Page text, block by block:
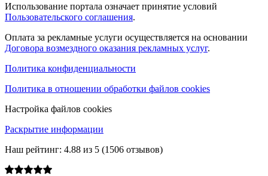
Использование портала означает принятие условий
Пользовательского соглашения.
Оплата за рекламные услуги осуществляется на основании
Договора возмездного оказания рекламных услуг.
Политика конфиденциальности
Политика в отношении обработки файлов cookies
Настройка файлов cookies
Раскрытие информации
Наш рейтинг: 4.88 из 5 (1506 отзывов)